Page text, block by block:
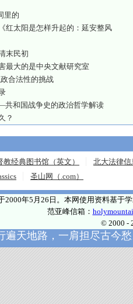
里的
太阳是怎样升起的：延安整风
末民初
最大的是中央文献研究室
合法性的挑战
和国战争史的政治哲学解读
？
教经典图书馆（英文）
北大法律信
圣山网（.com）
2000年5月26日。本网使用资料基于
范亚峰信箱：
© 2000 -
遍天地路，一肩担尽古今